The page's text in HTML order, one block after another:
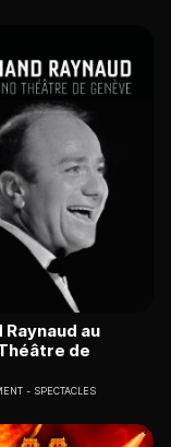
Raynaud au
de
SPECTACLES